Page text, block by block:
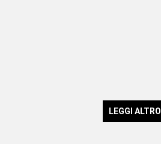
LEGGI ALTRO